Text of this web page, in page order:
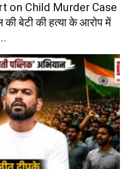
on Child Murder Case
की बेटी की हत्या के आरोप में